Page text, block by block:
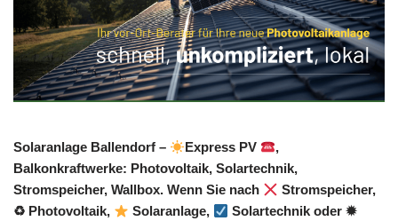
Solaranlage Ballendorf – Express PV
,
Balkonkraftwerke: Photovoltaik, Solartechnik,
Stromspeicher, Wallbox. Wenn Sie nach
Stromspeicher,
♻ Photovoltaik,
Solaranlage,
Solartechnik oder ✹